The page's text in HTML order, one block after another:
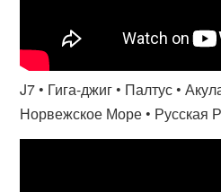
J7 • Гига-джиг • Палтус •
Норвежское Море • Русская